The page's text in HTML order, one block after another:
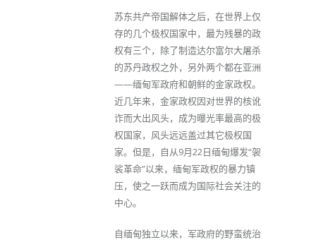
苏东共产帝国解体之后，在世界上仅
存的几个极权国家中，最为残暴的政
权有三个，除了制造达尔富尔大屠杀
的苏丹政权之外，另外两个都在亚洲
——缅甸军政府和朝鲜的金家政权。
近几年来，金家政权因对世界的核讹
诈而大出风头，成为曝光率最高的极
权国家，风头远远盖过其它极权国
家。但是，自从9月22日缅甸爆发“袈
裟革命”以来，缅甸军政权的暴力镇
压，使之一跃而成为国际社会关注的
中心。
自缅甸独立以来，军政府的野蛮统治